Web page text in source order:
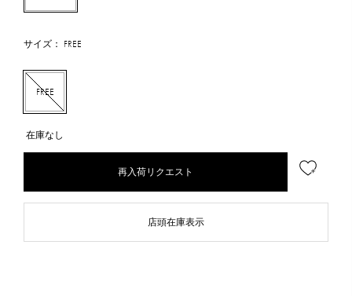
サイズ： FREE
FREE
在庫なし
再入荷リクエスト
店頭在庫表示